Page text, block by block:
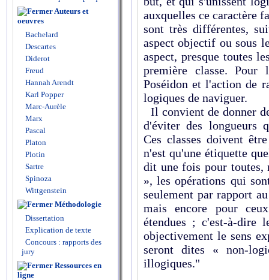
Auteurs et
oeuvres
Bachelard
Descartes
Diderot
Freud
Hannah Arendt
Karl Popper
Marc-Aurèle
Marx
Pascal
Platon
Plotin
Sartre
Spinoza
Wittgenstein
Méthodologie
Dissertation
Explication de texte
Concours : rapports des
jury
Ressources en
ligne
auxquelles ce caractère
sont très différentes,
aspect objectif ou sous
aspect, presque toutes
première classe. Pour
Poséidon et l'action de
logiques de naviguer.
Il convient de donner
d'éviter des longueurs
Ces classes doivent
n'est qu'une étiquette
dit une fois pour toutes,
», les opérations qui
seulement par rapport
mais encore pour
étendues ; c'est-à-dire
objectivement le sens
seront dites « non-
illogiques."